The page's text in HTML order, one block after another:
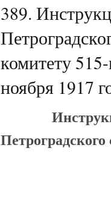
389.
комитету
ноября 1917